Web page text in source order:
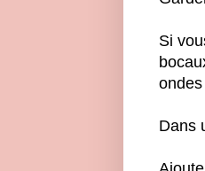
Si
Dans